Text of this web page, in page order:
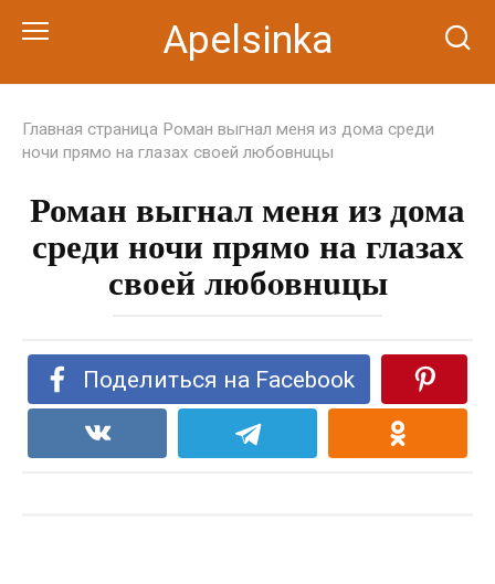
Apelsinka
Главная страница Роман выгнал меня из дома среди
ночи прямо на глазах своей любoвнuцы
Роман выгнал меня из дома
среди ночи прямо на глазах
своей любoвнuцы
Поделиться на Facebook